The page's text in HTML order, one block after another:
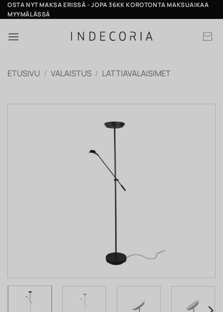
Skip
to
OSTA NYT MAKSA ERISSÄ - JOPA 36KK KOROTONTA MAKSUAIKAA
MYYMÄLÄSSÄ
ETUSIVU / VALAISTUS / LATTIAVALAISIMET